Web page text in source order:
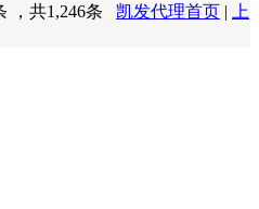
，共1,246条 凯发代理首页 |
上